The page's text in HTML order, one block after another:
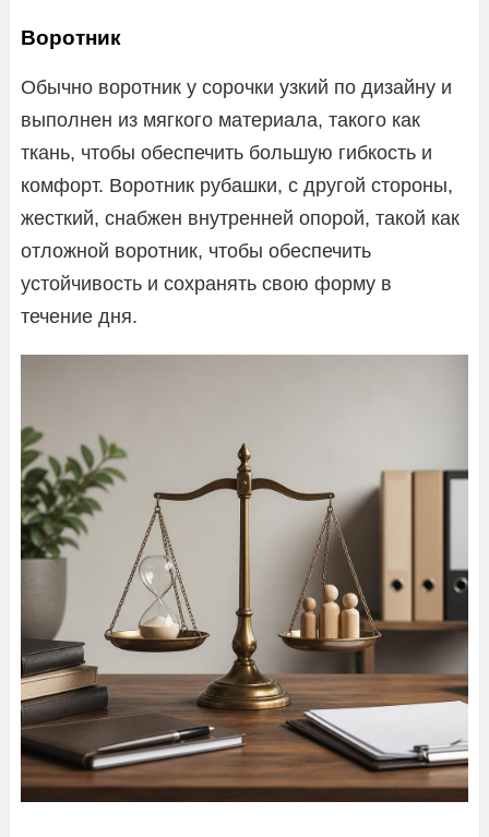
Воротник
Обычно воротник у сорочки узкий по дизайну и
выполнен из мягкого материала, такого как
ткань, чтобы обеспечить большую гибкость и
комфорт. Воротник рубашки, с другой стороны,
жесткий, снабжен внутренней опорой, такой как
отложной воротник, чтобы обеспечить
устойчивость и сохранять свою форму в
течение дня.